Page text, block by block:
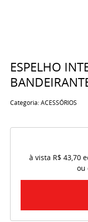
ESPELHO
Categoria:ACESSÓRIOS
à vista R$ 43,70
ou